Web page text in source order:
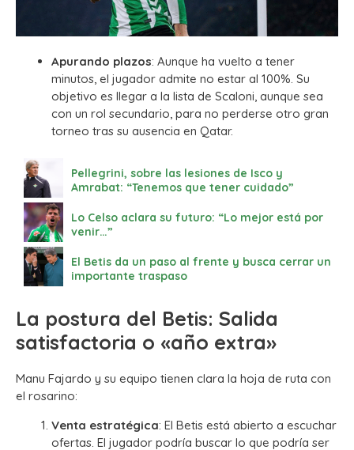
Apurando plazos: Aunque ha vuelto a tener
minutos, el jugador admite no estar al 100%. Su
objetivo es llegar a la lista de Scaloni, aunque sea
con un rol secundario, para no perderse otro gran
torneo tras su ausencia en Qatar.
Pellegrini, sobre las lesiones de Isco y
Amrabat: “Tenemos que tener cuidado”
Lo Celso aclara su futuro: “Lo mejor está por
venir…”
El Betis da un paso al frente y busca cerrar un
importante traspaso
La postura del Betis: Salida
satisfactoria o «año extra»
Manu Fajardo y su equipo tienen clara la hoja de ruta con
el rosarino:
Venta estratégica: El Betis está abierto a escuchar
ofertas. El jugador podría buscar lo que podría ser